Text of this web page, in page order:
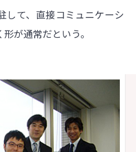
して、直接コミュニケーシ
が通常だという。